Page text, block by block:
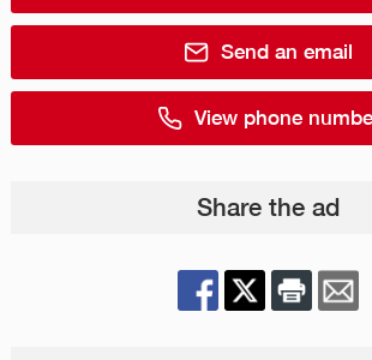
Send an email
View phone
Share the ad